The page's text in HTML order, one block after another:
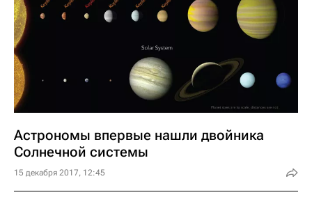
Астрономы впервые нашли двойника
Солнечной системы
15 декабря 2017, 12:45